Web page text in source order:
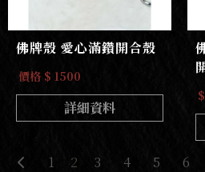
佛牌殼 愛心滿鑽開合殼
價格 $ 1500
詳細資料
1
2 3 4 5 6